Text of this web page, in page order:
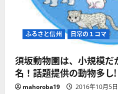
ふるさと信州 日常の１コマ
須坂動物園は、小規模
名！話題提供の動物多し!
mahoroba19 2016年10月5日